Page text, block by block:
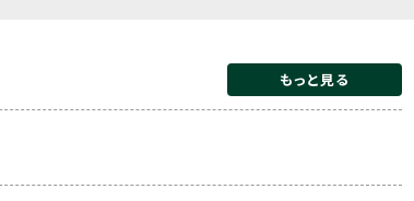
もっと見る